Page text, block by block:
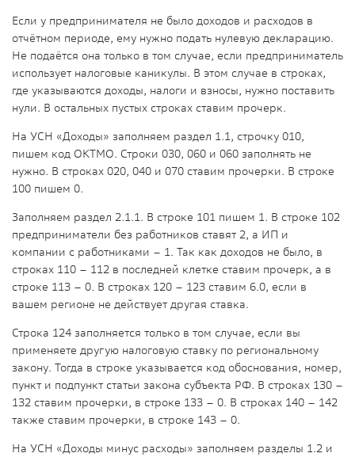
Если у предпринимателя не было доходов и расходов в
отчётном периоде, ему нужно подать нулевую декларацию.
Не подаётся она только в том случае, если предприниматель
использует налоговые каникулы. В этом случае в строках,
где указываются доходы, налоги и взносы, нужно поставить
нули. В остальных пустых строках ставим прочерк.
На УСН «Доходы» заполняем раздел 1.1, строчку 010,
пишем код ОКТМО. Строки 030, 060 и 060 заполнять не
нужно. В строках 020, 040 и 070 ставим прочерки. В строке
100 пишем 0.
Заполняем раздел 2.1.1. В строке 101 пишем 1. В строке 102
предприниматели без работников ставят 2, а ИП и
компании с работниками – 1. Так как доходов не было, в
строках 110 – 112 в последней клетке ставим прочерк, а в
строке 113 – 0. В строках 120 – 123 ставим 6.0, если в
вашем регионе не действует другая ставка.
Строка 124 заполняется только в том случае, если вы
применяете другую налоговую ставку по региональному
закону. Тогда в строке указывается код обоснования, номер,
пункт и подпункт статьи закона субъекта РФ. В строках 130 –
132 ставим прочерки, в строке 133 – 0. В строках 140 – 142
также ставим прочерки, в строке 143 – 0.
На УСН «Доходы минус расходы» заполняем разделы 1.2 и